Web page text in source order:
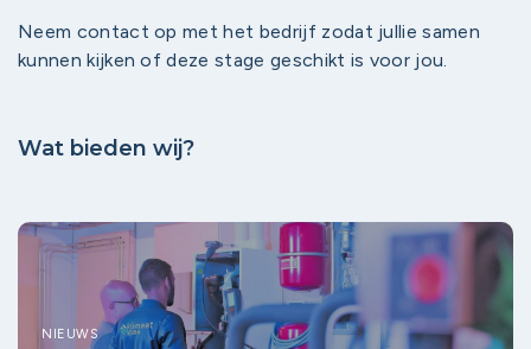
Neem contact op met het bedrijf zodat jullie samen
kunnen kijken of deze stage geschikt is voor jou.
Wat bieden wij?
NIEUWS